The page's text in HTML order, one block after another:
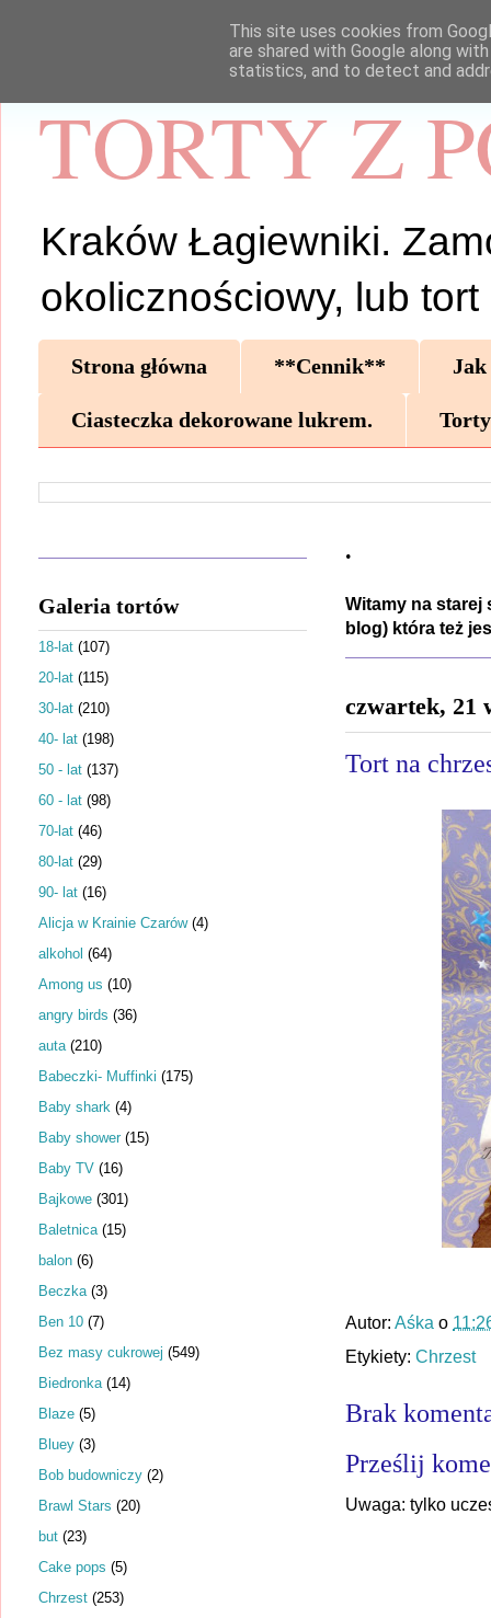
TORTY Z
Kraków Łagiewniki.
okolicznościowy, lub tort
Strona główna **Cennik** Jak
Ciasteczka dekorowane lukrem.
.
Witamy na starej
blog) która też
czwartek, 21
Tort na
Autor: Aśka o
Etykiety: Chrzest
Brak
Prześlij
Uwaga: tylko
Galeria tortów
18-lat (107)
20-lat (115)
30-lat (210)
40- lat (198)
50 - lat (137)
60 - lat (98)
70-lat (46)
80-lat (29)
90- lat (16)
Alicja w Krainie Czarów (4)
alkohol (64)
Among us (10)
angry birds (36)
auta (210)
Babeczki- Muffinki (175)
Baby shark (4)
Baby shower (15)
Baby TV (16)
Bajkowe (301)
Baletnica (15)
balon (6)
Beczka (3)
Ben 10 (7)
Bez masy cukrowej (549)
Biedronka (14)
Blaze (5)
Bluey (3)
Bob budowniczy (2)
Brawl Stars (20)
but (23)
Cake pops (5)
Chrzest (253)
This site uses cookies from
are shared with Google along
statistics, and to detect and